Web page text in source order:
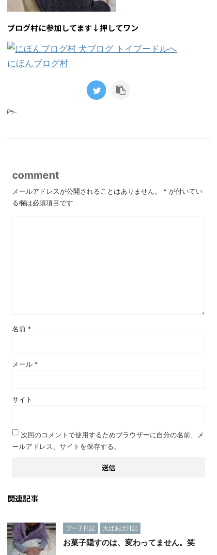
ブログ村に参加してます↓押してワン
にほんブログ村
-
comment
メールアドレスが公開されることはありません。 * が付いてい
る欄は必須項目です
名前 *
メール *
サイト
次回のコメントで使用するためブラウザーに自分の名前、メ
ールアドレス、サイトを保存する。
関連記事
プー子日記 大ばあば日記
お菓子隠すのは、変わってません。笑